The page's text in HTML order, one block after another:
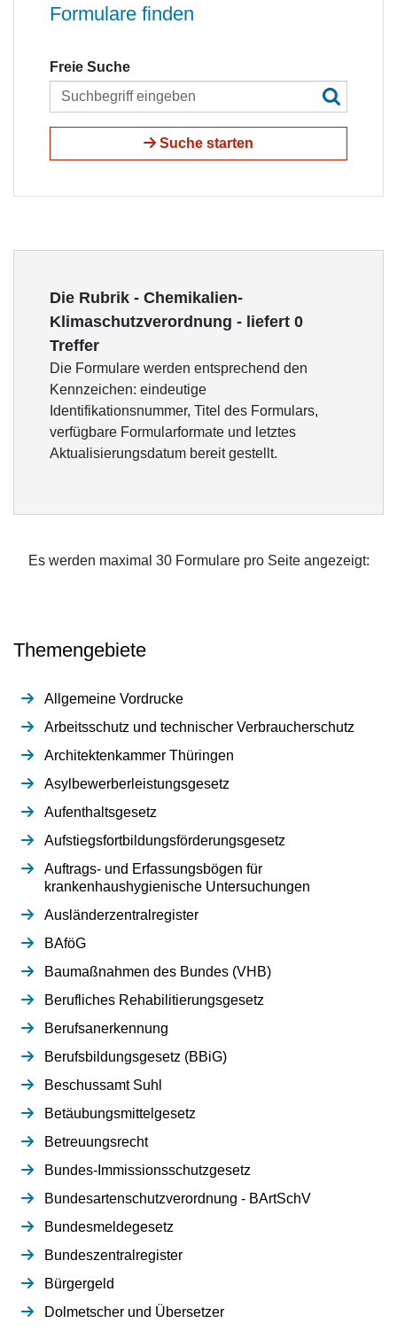
Formulare finden
Freie Suche
Suche starten
Die Rubrik - Chemikalien-
Klimaschutzverordnung - liefert 0
Treffer
Die Formulare werden entsprechend den
Kennzeichen: eindeutige
Identifikationsnummer, Titel des Formulars,
verfügbare Formularformate und letztes
Aktualisierungsdatum bereit gestellt.
Es werden maximal 30 Formulare pro Seite angezeigt:
Themengebiete
Allgemeine Vordrucke
Arbeitsschutz und technischer Verbraucherschutz
Architektenkammer Thüringen
Asylbewerberleistungsgesetz
Aufenthaltsgesetz
Aufstiegsfortbildungsförderungsgesetz
Auftrags- und Erfassungsbögen für
krankenhaushygienische Untersuchungen
Ausländerzentralregister
BAföG
Baumaßnahmen des Bundes (VHB)
Berufliches Rehabilitierungsgesetz
Berufsanerkennung
Berufsbildungsgesetz (BBiG)
Beschussamt Suhl
Betäubungsmittelgesetz
Betreuungsrecht
Bundes-Immissionsschutzgesetz
Bundesartenschutzverordnung - BArtSchV
Bundesmeldegesetz
Bundeszentralregister
Bürgergeld
Dolmetscher und Übersetzer